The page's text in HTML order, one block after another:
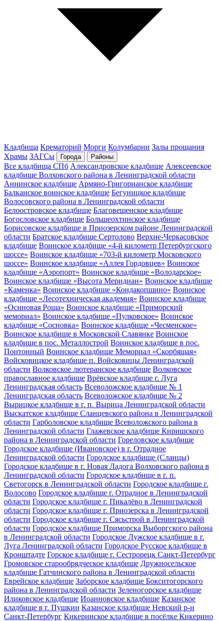
Кладбища Крематорий Морги Колумбарии Залы прощания
Храмы ЗАГСы Города Районы
Все кладбища СПб Александровское кладбище Алексеевское
кладбище Волховского района в Ленинградской области
Аннинское кладбище Армяно-Григорианское кладбище
Балканское воинское кладбище Бегуницкое кладбище
Волосовского района в Ленинградской области
Белоостровское кладбище Благовещенское кладбище
Богословское кладбище Большеохтинское кладбище
Борисовское кладбище в Приозерском районе Ленинградской
области Братское кладбище Сертолово Верхне-Черкасовское
кладбище Воинское кладбище «4-й километр Петербургского
шоссе» Воинское кладбище «703-й километр Московского
шоссе» Воинское кладбище «Аллея Гордовцев» Воинское
кладбище «Аэропорт» Воинское кладбище «Володарское»
Воинское кладбище «Высота Меридиан» Воинское кладбище
«Каменка» Воинское кладбище «Кондакопшино» Воинское
кладбище «Лесотехническая академия» Воинское кладбище
«Осиновая Роща» Воинское кладбище «Приморский
мемориал» Воинское кладбище «Пулковское» Воинское
кладбище «Сосновка» Воинское кладбище «Чесменское»
Воинское кладбище в Московской Славянке Воинское
кладбище в пос. Металлострой Воинское кладбище в пос.
Понтонный Воинское кладбище Мемориал «Скорбящая»
Войсковицкое кладбище п. Войсковицы Ленинградской
области Волковское лютеранское кладбище Волковское
православное кладбище Врёвское кладбище г. Луга
Ленинградская область Всеволожское кладбище № 1
Ленинградская область Всеволожское кладбище № 2
Вырицкое кладбище в г. п. Вырица Ленинградской области
Выскатское кладбище Сланцевского района в Ленинградской
области Гарболовское кладбище Всеволожского района в
Ленинградской области Глажевское кладбище Киришского
района в Ленинградской области Гореловское кладбище
Городское кладбище (Ивановское) в г. Отрадное
Ленинградской области Городское кладбище (Сланцы)
Городское кладбище в г. Новая Ладога Волховского района в
Ленинградской области Городское кладбище в г. п.
Светогорск в Ленинградской области Городское кладбище г.
Волосово Городское кладбище г. Отрадное в Ленинградской
области Городское кладбище г. Пикалёво в Ленинградской
области Городское кладбище г. Приозерска в Ленинградской
области Городское кладбище г. Сясьстрой в Ленинградской
области Городское кладбище Приморска Выборгского района
в Ленинградской области Городское Лужское кладбище в г.
Луга Ленинградской области Городское Русское кладбище в
Кронштадте Горское кладбище г. Сестрорецк Санкт-Петербург
Громовское старообрядческое кладбище Дружносельское
кладбище Гатчинского района в Ленинградской области
Еврейское кладбище Заборское кладбище Бокситогорского
района в Ленинградской области Зеленогорское кладбище
Иликовское кладбище Иоанновское кладбище Казанское
кладбище в г. Пушкин Казанское кладбище Невский р-н
Санкт-Петербург Кикеринское кладбище в посёлке Кикерино